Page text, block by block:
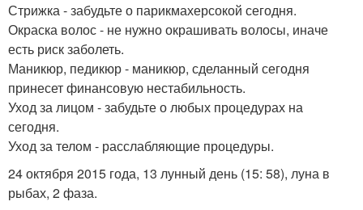
Стрижка - забудьте о парикмахерсокой сегодня.
Окраска волос - не нужно окрашивать волосы, иначе
есть риск заболеть.
Маникюр, педикюр - маникюр, сделанный сегодня
принесет финансовую нестабильность.
Уход за лицом - забудьте о любых процедурах на
сегодня.
Уход за телом - расслабляющие процедуры.
24 октября 2015 года, 13 лунный день (15: 58), луна в
рыбах, 2 фаза.